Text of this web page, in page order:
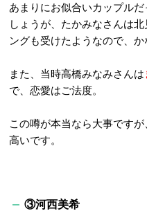
あまりにお似合いカップル
しょうが、たかみなさんは
ングも受けたようなので、か
また、当時高橋みなみさんは
で、恋愛はご法度。
この噂が本当なら大事です
高いです。
③河西美希